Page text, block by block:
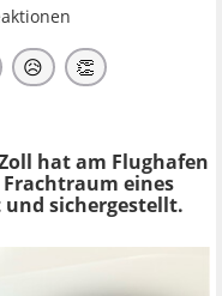
😥 👏
hat am Flughafen
eines
und sichergestellt.